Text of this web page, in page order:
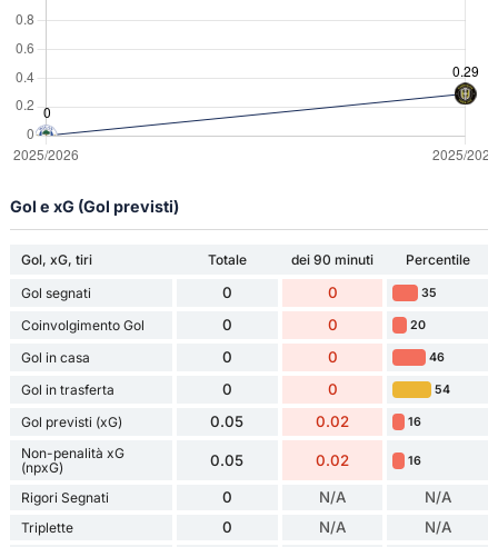
Gol e xG (Gol previsti)
Gol, xG, tiri Totale dei 90 minuti
Percentile
Gol segnati
0 0 35
Coinvolgimento Gol 0 0 20
Gol in casa 0 0 46
Gol in trasferta 0 0 54
Gol previsti (xG) 0.05 0.02 16
Non-penalità xG
(npxG)
0.05 0.02 16
Rigori Segnati 0 N/A N/A
Triplette 0 N/A N/A